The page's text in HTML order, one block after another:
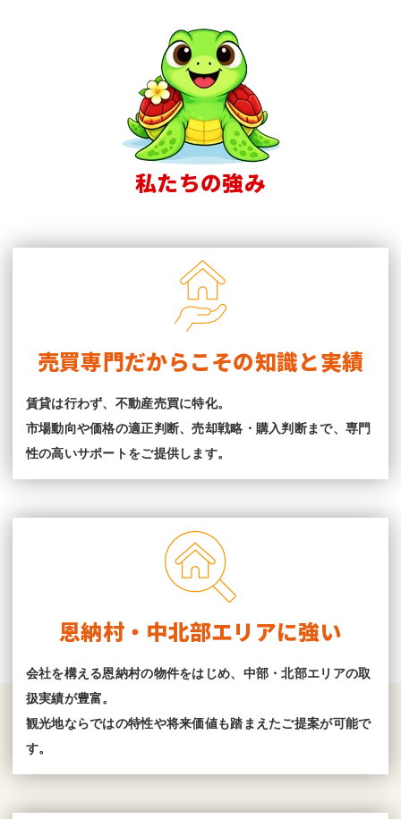
私たちの強み
売買専門だからこその知識と実績
賃貸は行わず、不動産売買に特化。
市場動向や価格の適正判断、売却戦略・購入判断まで、専門
性の高いサポートをご提供します。
恩納村・中北部エリアに強い
会社を構える恩納村の物件をはじめ、中部・北部エリアの取
扱実績が豊富。
観光地ならではの特性や将来価値も踏まえたご提案が可能で
す。